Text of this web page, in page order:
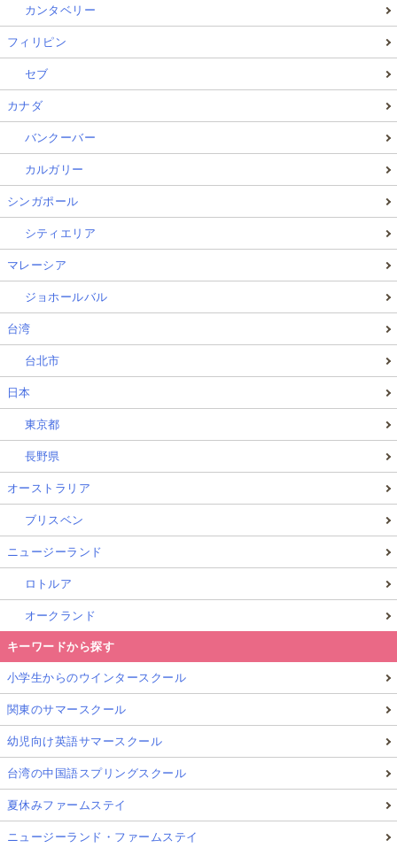
カンタベリー
フィリピン
セブ
カナダ
バンクーバー
カルガリー
シンガポール
シティエリア
マレーシア
ジョホールバル
台湾
台北市
日本
東京都
長野県
オーストラリア
ブリスベン
ニュージーランド
ロトルア
オークランド
キーワードから探す
小学生からのウインタースクール
関東のサマースクール
幼児向け英語サマースクール
台湾の中国語スプリングスクール
夏休みファームステイ
ニュージーランド・ファームステイ